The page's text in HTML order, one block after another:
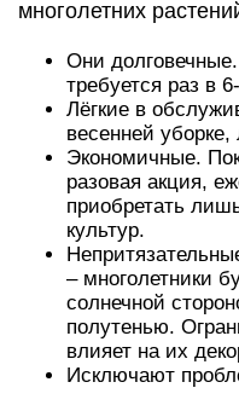
многолетних
Они
требуется раз в
Лёгкие в
весенней
Экономичные.
разовая акция,
приобретать
культур.
– многолетники
солнечной
полутенью.
влияет на их
Исключают